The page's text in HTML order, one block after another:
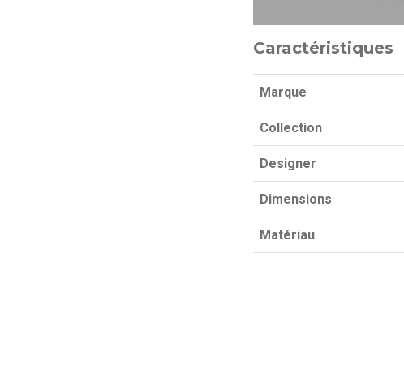
Caractéristiques
Marque
Collection
Designer
Dimensions
Matériau